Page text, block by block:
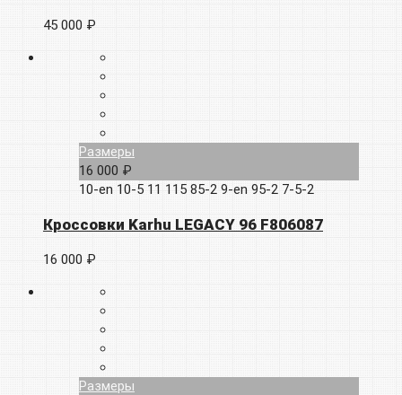
45 000 ₽
Размеры
16 000 ₽
10-en 10-511 11585-2 9-en 95-2 7-5-2
Кроссовки Karhu LEGACY 96 F806087
16 000 ₽
Размеры